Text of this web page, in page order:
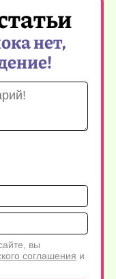
нет,
Имя*
вы
соглашения и